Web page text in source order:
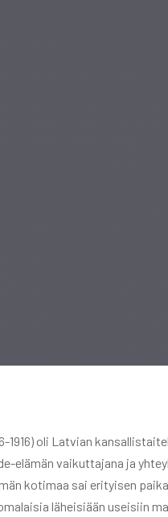
1916) oli Latvian
elämän vaikuttajana ja
kotimaa sai erityisen
läheisiään useisiin